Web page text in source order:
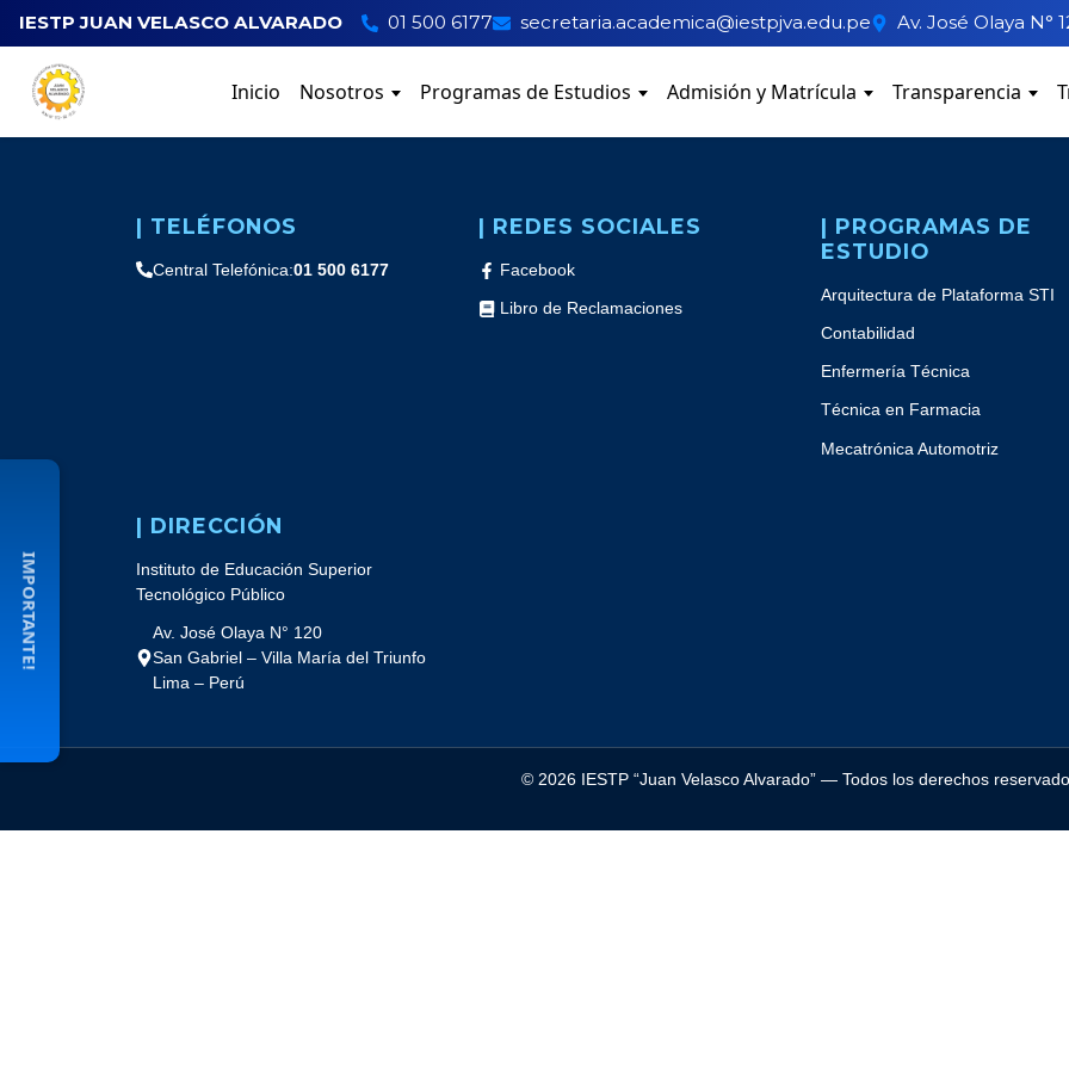
IESTP JUAN VELASCO ALVARADO 01 500 6177 secretaria.academica@iestpjva.edu.pe Av. José Olaya N°
Inicio Nosotros Programas de Estudios Admisión y Matrícula Transparencia
IMPORTANTE!
| TELÉFONOS
Central Telefónica:01 500 6177
| REDES SOCIALES
Facebook
Libro de Reclamaciones
| PROGRAMAS DE
ESTUDIO
Arquitectura de Plataforma STI
Contabilidad
Enfermería Técnica
Técnica en Farmacia
Mecatrónica Automotriz
| DIRECCIÓN
Instituto de Educación Superior
Tecnológico Público
Av. José Olaya N° 120
San Gabriel – Villa María del Triunfo
Lima – Perú
© 2026IESTP “Juan Velasco Alvarado” — Todos los derechos